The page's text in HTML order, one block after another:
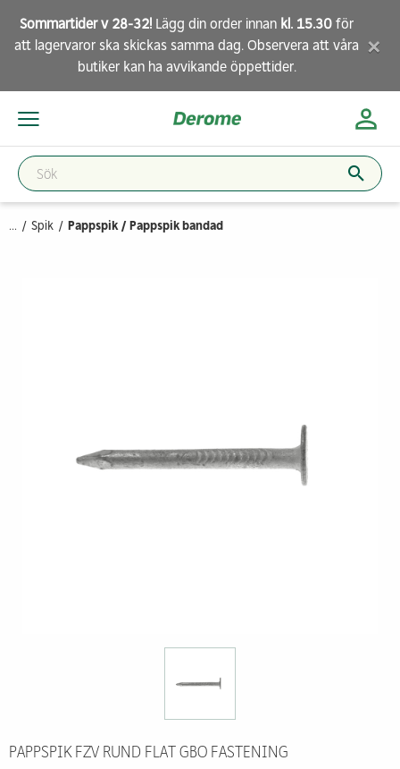
Sommartider v 28-32! Lägg din order innan kl. 15.30 för
att lagervaror ska skickas samma dag. Observera att våra
butikerkan ha avvikande öppettider. ×
... Spik Pappspik / Pappspik bandad
PAPPSPIK FZV RUND FLAT GBO FASTENING